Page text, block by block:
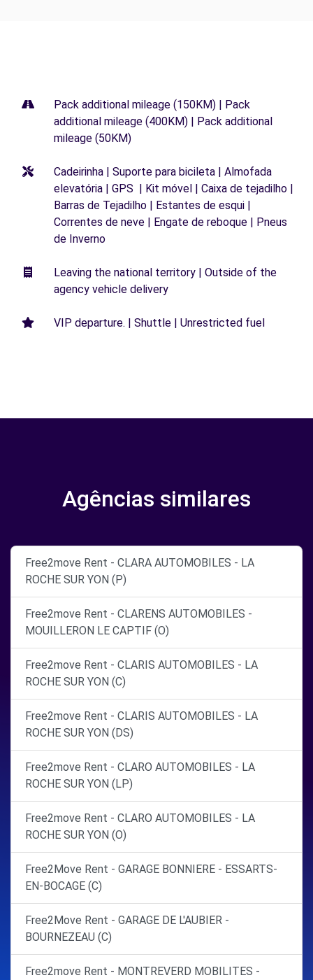
Pack additional mileage (150KM) | Pack
additional mileage (400KM) | Pack additional
mileage (50KM)
Cadeirinha | Suporte para bicileta | Almofada
elevatória | GPS | Kit móvel | Caixa de tejadilho |
Barras de Tejadilho | Estantes de esqui |
Correntes de neve | Engate de reboque | Pneus
de Inverno
Leaving the national territory | Outside of the
agency vehicle delivery
VIP departure. | Shuttle | Unrestricted fuel
Agências similares
Free2move Rent - CLARA AUTOMOBILES - LA
ROCHE SUR YON (P)
Free2move Rent - CLARENS AUTOMOBILES -
MOUILLERON LE CAPTIF (O)
Free2move Rent - CLARIS AUTOMOBILES - LA
ROCHE SUR YON (C)
Free2move Rent - CLARIS AUTOMOBILES - LA
ROCHE SUR YON (DS)
Free2move Rent - CLARO AUTOMOBILES - LA
ROCHE SUR YON (LP)
Free2move Rent - CLARO AUTOMOBILES - LA
ROCHE SUR YON (O)
Free2Move Rent - GARAGE BONNIERE - ESSARTS-
EN-BOCAGE (C)
Free2Move Rent - GARAGE DE L'AUBIER -
BOURNEZEAU (C)
Free2move Rent - MONTREVERD MOBILITES -